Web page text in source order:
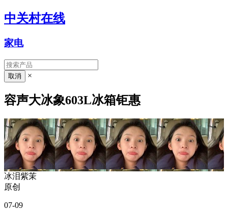
中关村在线
家电
×
容声大冰象603L冰箱钜惠
冰泪紫茉
原创
07-09